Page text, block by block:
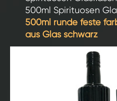
500ml Spirituosen
500ml runde feste
aus Glas schwarz